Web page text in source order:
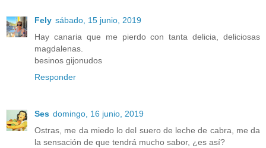
Fely sábado, 15 junio, 2019
Hay canaria que me pierdo con tanta delicia, deliciosas
magdalenas.
besinos gijonudos
Responder
Ses domingo, 16 junio, 2019
Ostras, me da miedo lo del suero de leche de cabra, me da
la sensación de que tendrá mucho sabor, ¿es así?